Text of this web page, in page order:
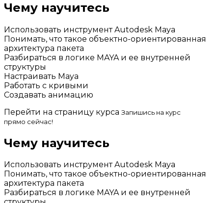
Чему научитесь
Использовать инструмент Autodesk Maya
Понимать, что такое объектно-ориентированная
архитектура пакета
Разбираться в логике MAYA и ее внутренней
структуры
Настраивать Maya
Работать с кривыми
Создавать анимацию
Перейти на страницу курса Запишись на курс
прямо сейчас!
Чему научитесь
Использовать инструмент Autodesk Maya
Понимать, что такое объектно-ориентированная
архитектура пакета
Разбираться в логике MAYA и ее внутренней